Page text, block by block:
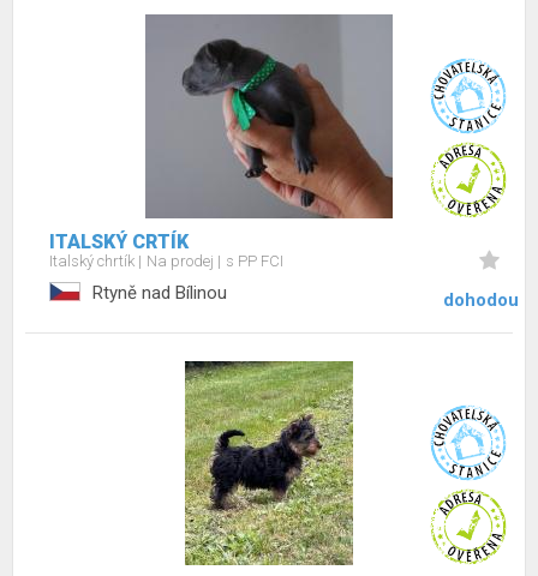
ITALSKÝ CRTÍK
Italský chrtík Na prodej s PP FCI
Rtyně nad Bílinou dohodou